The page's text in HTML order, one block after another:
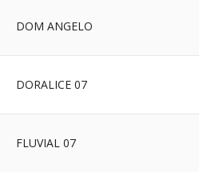
DOM ANGELO
DORALICE 07
FLUVIAL 07